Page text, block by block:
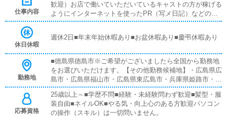
仕事内容
歓迎）お店で働いていただいているキャストの方が稼げる
ようにインターネットを使ったPR（写メ日記）などの使
い方などのアドバイスを行っていただきます同業他店のよ
フは致しません。
休日休暇
週休2日■年末年始休暇あり■お盆休暇あり■慶弔休暇あり
勤務地
■徳島県徳島市※ご希望がございましたら全国から勤務地
をお選びいただけます。【その他勤務候補地】・広島県広
島市・広島県福山市・広島県東広島市・兵庫県姫路市・兵
庫県明石市・岡山県岡山市・香川県高松市・香川県善通寺
市・山口県周南市・東京都台東区鶯谷・神奈川県厚木市本
厚木・福岡県福岡市小倉北区・埼玉県川口市西川口※特に
『どこでも大丈夫』な方は優遇いたします。
応募資格
25歳以上～■学歴不問■経験・未経験問わず歓迎■髪型・服
装自由■ネイルOK■やる気・向上心のある方歓迎パソコン
の操作（スキル）は一切問いません。